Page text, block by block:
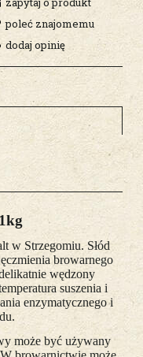
poleć znajomemu
dodaj opinię
kosztów
w Strzegomiu. Słód
browarnego
wędzony
suszenia i
enzymatycznego i
może być używany